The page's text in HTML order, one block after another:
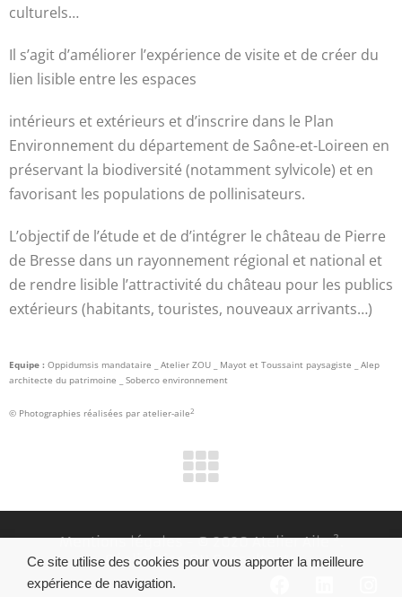
culturels…
Il s’agit d’améliorer l’expérience de visite et de créer du
lien lisible entre les espaces
intérieurs et extérieurs et d’inscrire dans le Plan
Environnement du département de Saône-et-Loireen en
préservant la biodiversité (notamment sylvicole) et en
favorisant les populations de pollinisateurs.
L’objectif de l’étude et de d’intégrer le château de Pierre
de Bresse dans un rayonnement régional et national et
de rendre lisible l’attractivité du château pour les publics
extérieurs (habitants, touristes, nouveaux arrivants…)
Equipe : Oppidumsis mandataire _ Atelier ZOU _ Mayot et Toussaint paysagiste _ Alep
architecte du patrimoine _ Soberco environnement
© Photographies réalisées par atelier-aile 2
Mentions légales- © 2020 Atelier Aile ².
RéalisationDN Consultants
Ce site utilise des cookies pour vous apporter la meilleure
expérience de navigation.